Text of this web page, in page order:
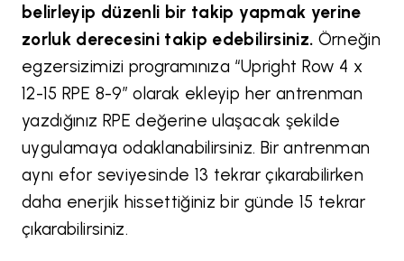
belirleyip düzenli bir takip yapmak yerine
zorluk derecesini takip edebilirsiniz. Örneğin
egzersizimizi programınıza “Upright Row 4 x
12-15 RPE 8-9” olarak ekleyip her antrenman
yazdığınız RPE değerine ulaşacak şekilde
uygulamaya odaklanabilirsiniz. Bir antrenman
aynı efor seviyesinde 13 tekrar çıkarabilirken
daha enerjik hissettiğiniz bir günde 15 tekrar
çıkarabilirsiniz.